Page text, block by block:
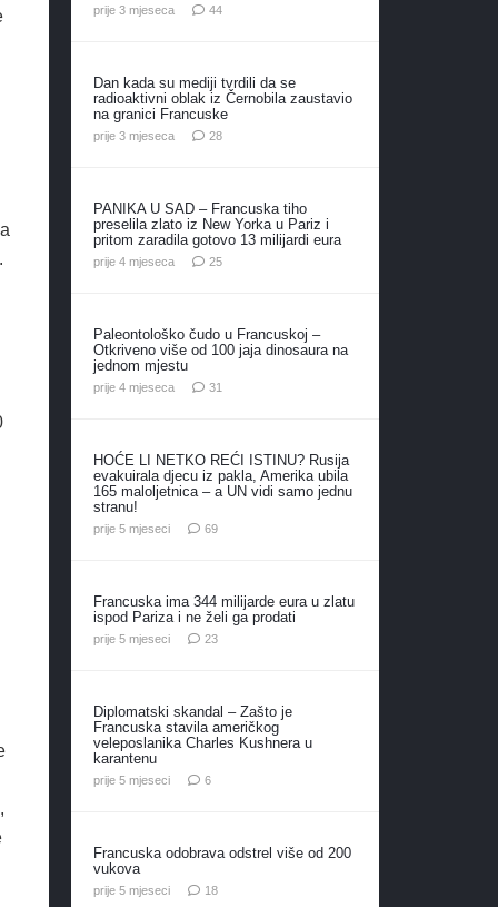
prije 3 mjeseca 44komentara
Dan kada su mediji tvrdili da se
radioaktivni oblak iz Černobila zaustavio
na granici Francuske
prije 3 mjeseca 28komentara
PANIKA U SAD – Francuska tiho
preselila zlato iz New Yorka u Pariz i
pritom zaradila gotovo 13 milijardi eura
prije 4 mjeseca 25komentara
Paleontološko čudo u Francuskoj –
Otkriveno više od 100 jaja dinosaura na
jednom mjestu
prije 4 mjeseca 31
HOĆE LI NETKO REĆI ISTINU? Rusija
evakuirala djecu iz pakla, Amerika ubila
165 maloljetnica – a UN vidi samo jednu
stranu!
prije 5 mjeseci 69komentara
Francuska ima 344 milijarde eura u zlatu
ispod Pariza i ne želi ga prodati
prije 5 mjeseci 23komentara
Diplomatski skandal – Zašto je
Francuska stavila američkog
veleposlanika Charles Kushnera u
karantenu
prije 5 mjeseci 6komentara
Francuska odobrava odstrel više od 200
vukova
prije 5 mjeseci 18komentara